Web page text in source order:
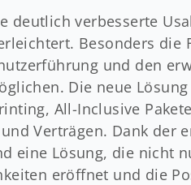
deutlich verbesserte
Besonders
und den
Die neue
All-Inclusive
Verträgen. Dank der
eine Lösung, die nicht
eröffnet und die